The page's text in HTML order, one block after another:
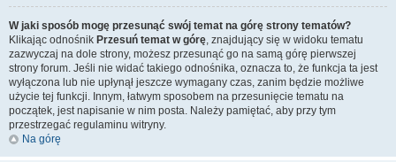
W jaki sposób mogę przesunąć swój temat na górę strony tematów?
Klikając odnośnik Przesuń temat w górę, znajdujący się w widoku tematu
zazwyczaj na dole strony, możesz przesunąć go na samą górę pierwszej
strony forum. Jeśli nie widać takiego odnośnika, oznacza to, że funkcja ta jest
wyłączona lub nie upłynął jeszcze wymagany czas, zanim będzie możliwe
użycie tej funkcji. Innym, łatwym sposobem na przesunięcie tematu na
początek, jest napisanie w nim posta. Należy pamiętać, aby przy tym
przestrzegać regulaminu witryny.
Na górę